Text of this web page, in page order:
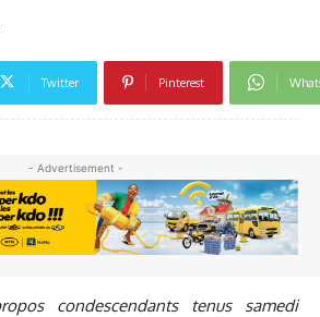
Twitter Pinterest
- Advertisement -
condescendants tenus samedi